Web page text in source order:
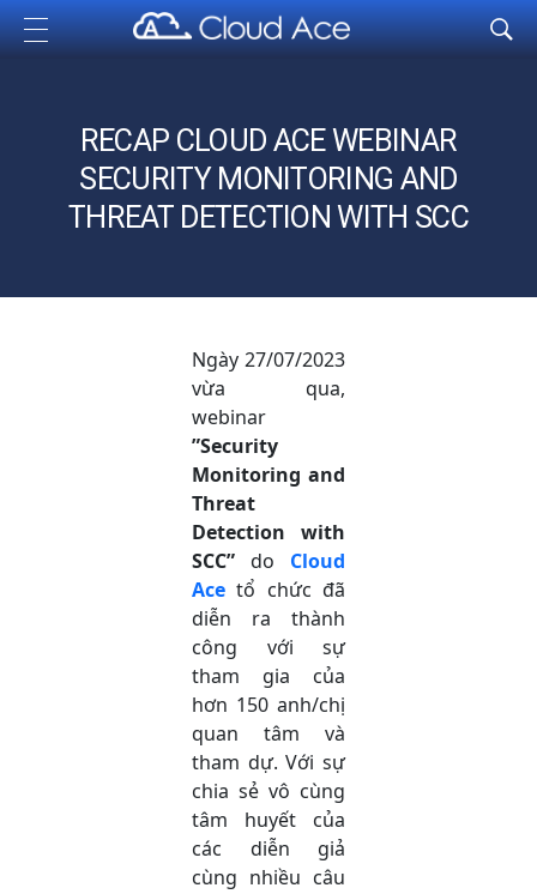
Cloud Ace
Nhà cung cấp giải pháp trên GCP cho doanh nghiệp
RECAP CLOUD ACE WEBINAR
SECURITY MONITORING AND
THREAT DETECTION WITH SCC
Ngày 27/07/2023
vừa qua,
webinar
”Security
Monitoring and
Threat
Detection with
SCC” do Cloud
Ace tổ chức đã
diễn ra thành
công với sự
tham gia của
hơn 150 anh/chị
quan tâm và
tham dự. Với sự
chia sẻ vô cùng
tâm huyết của
các diễn giả
cùng nhiều câu